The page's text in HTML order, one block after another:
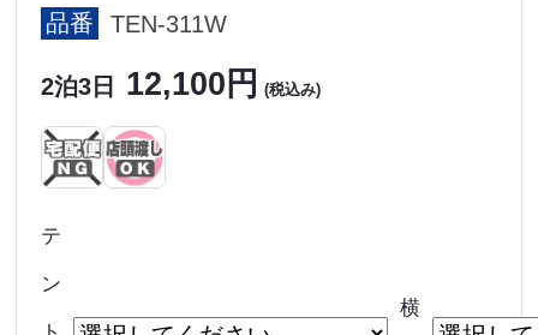
品番 TEN-311W
2泊3日 12,100円 (税込み)
テ
ン
横